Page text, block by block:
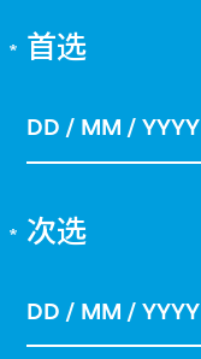
首选
DD / MM / YYYY
次选
DD / MM / YYYY